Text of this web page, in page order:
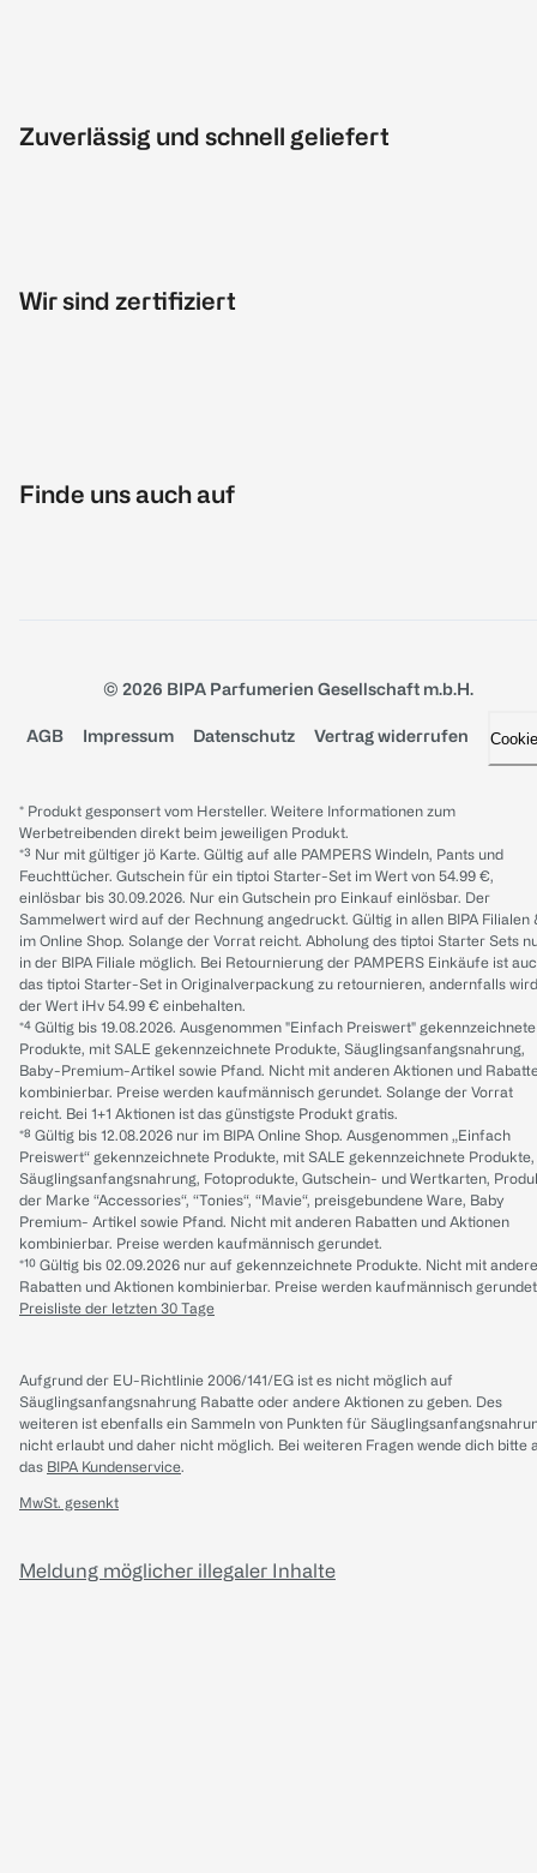
Zuverlässig und schnell geliefert
Wir sind zertifiziert
Finde uns auch auf
© 2026 BIPA Parfumerien Gesellschaft m.b.H.
AGB Impressum Datenschutz Vertrag widerrufen
* Produkt gesponsert vom Hersteller. Weitere Informationen zum
Werbetreibenden direkt beim jeweiligen Produkt.
*³ Nur mit gültiger jö Karte. Gültig auf alle PAMPERS Windeln, Pants und
Feuchttücher. Gutschein für ein tiptoi Starter-Set im Wert von 54.99 €,
einlösbar bis 30.09.2026. Nur ein Gutschein pro Einkauf einlösbar. Der
Sammelwert wird auf der Rechnung angedruckt. Gültig in allen BIPA Filialen
im Online Shop. Solange der Vorrat reicht. Abholung des tiptoi Starter Sets
in der BIPA Filiale möglich. Bei Retournierung der PAMPERS Einkäufe ist
das tiptoi Starter-Set in Originalverpackung zu retournieren, andernfalls wird
der Wert iHv 54.99 € einbehalten.
*⁴ Gültig bis 19.08.2026. Ausgenommen "Einfach Preiswert" gekennzeichnete
Produkte, mit SALE gekennzeichnete Produkte, Säuglingsanfangsnahrung,
Baby-Premium-Artikel sowie Pfand. Nicht mit anderen Aktionen und
kombinierbar. Preise werden kaufmännisch gerundet. Solange der Vorrat
reicht. Bei 1+1 Aktionen ist das günstigste Produkt gratis.
*⁸ Gültig bis 12.08.2026 nur im BIPA Online Shop. Ausgenommen „Einfach
Preiswert“ gekennzeichnete Produkte, mit SALE gekennzeichnete Produkte,
Säuglingsanfangsnahrung, Fotoprodukte, Gutschein- und Wertkarten,
der Marke “Accessories“, “Tonies“, “Mavie“, preisgebundene Ware, Baby
Premium- Artikel sowie Pfand. Nicht mit anderen Rabatten und Aktionen
kombinierbar. Preise werden kaufmännisch gerundet.
*¹⁰ Gültig bis 02.09.2026 nur auf gekennzeichnete Produkte. Nicht mit
Rabatten und Aktionen kombinierbar. Preise werden kaufmännisch
Preisliste der letzten 30 Tage
Aufgrund der EU-Richtlinie 2006/141/EG ist es nicht möglich auf
Säuglingsanfangsnahrung Rabatte oder andere Aktionen zu geben. Des
weiteren ist ebenfalls ein Sammeln von Punkten für
nicht erlaubt und daher nicht möglich. Bei weiteren Fragen wende dich bitte
das BIPA Kundenservice.
MwSt. gesenkt
Meldung möglicher illegaler Inhalte